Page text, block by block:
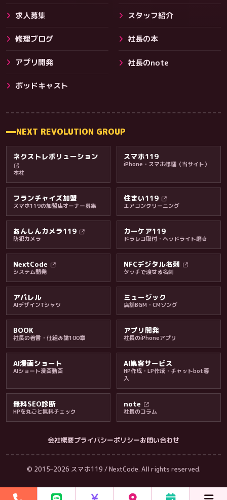
その他サービス
料金・保証・ご案内
求人募集 スタッフ紹介
修理ブログ 社長の本
アプリ開発 社長のnote
ポッドキャスト
NEXT REVOLUTION GROUP
ネクストレボリューション
本社
スマホ119
iPhone・スマホ修理（当サイト）
フランチャイズ加盟
スマホ119の加盟店オーナー募集
住まい119
エアコンクリーニング
あんしんカメラ119
防犯カメラ
カーケア119
ドラレコ取付・ヘッドライト磨き
NextCode
システム開発
NFCデジタル名刺
タッチで渡せる名刺
アパレル
AIデザインTシャツ
ミュージック
店舗BGM・CMソング
BOOK
社長の著書・仕組み論100章
アプリ開発
社長のiPhoneアプリ
AI漫画ショート
AIショート漫画動画
AI集客サービス
HP作成・LP作成・チャットbot導
入
無料SEO診断
HPを丸ごと無料チェック
note
社長のコラム
会社概要プライバシーポリシーお問い合わせ
© 2015–2026 スマホ119 / NextCode. All rights reserved.